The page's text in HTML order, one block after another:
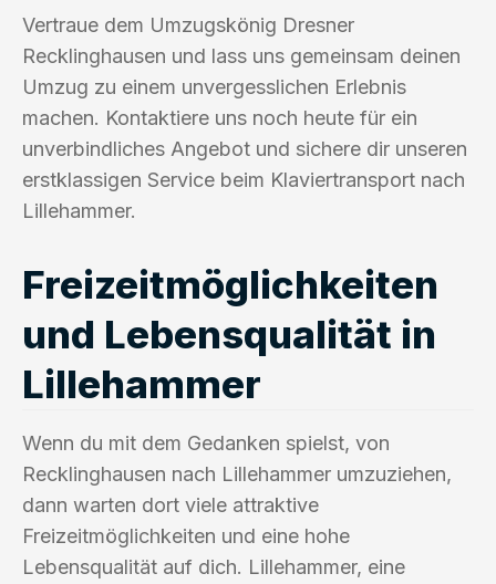
Vertraue dem Umzugskönig Dresner
Recklinghausen und lass uns gemeinsam deinen
Umzug zu einem unvergesslichen Erlebnis
machen. Kontaktiere uns noch heute für ein
unverbindliches Angebot und sichere dir unseren
erstklassigen Service beim Klaviertransport nach
Lillehammer.
Freizeitmöglichkeiten
und Lebensqualität in
Lillehammer
Wenn du mit dem Gedanken spielst, von
Recklinghausen nach Lillehammer umzuziehen,
dann warten dort viele attraktive
Freizeitmöglichkeiten und eine hohe
Lebensqualität auf dich. Lillehammer, eine